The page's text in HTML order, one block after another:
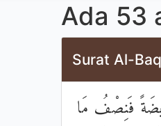
Ada 53
Surat Al-
فَنِصْفُ مَا